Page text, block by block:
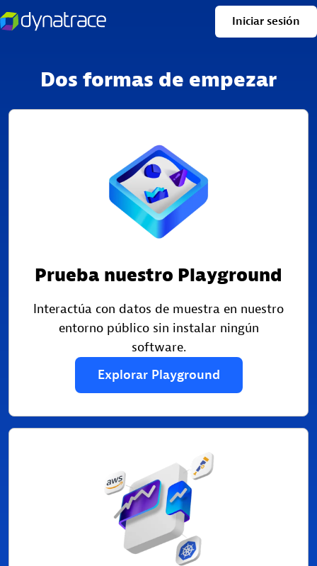
Dos formas de empezar
Prueba nuestro Playground
Interactúa con datos de muestra en nuestro
entorno público sin instalar ningún
software.
Explorar Playground